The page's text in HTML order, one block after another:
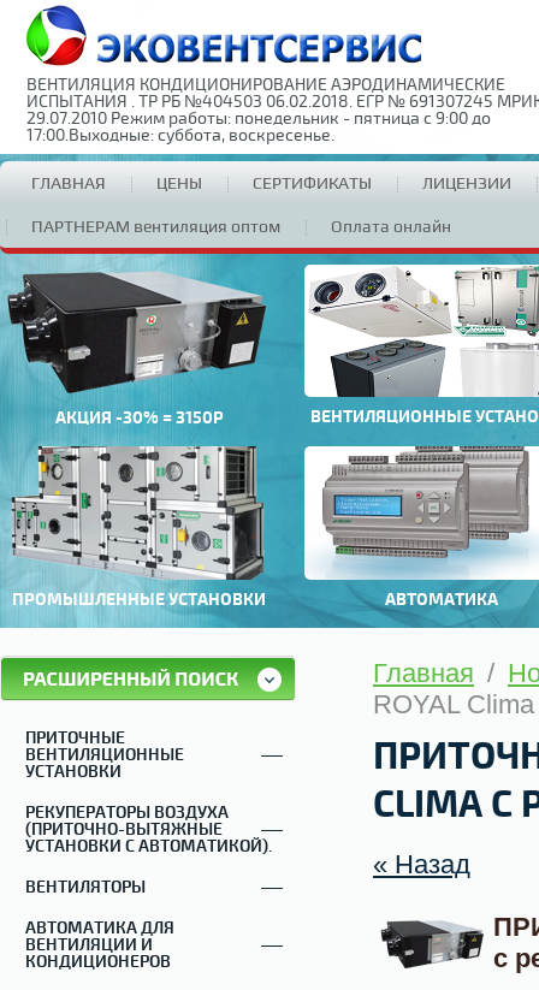
ВЕНТИЛЯЦИЯ КОНДИЦИОНИРОВАНИЕ АЭРОДИНАМИЧЕСКИЕ
ИСПЫТАНИЯ . ТР РБ №404503 06.02.2018. ЕГР № 691307245
29.07.2010 Режим работы: понедельник - пятница с 9:00 до
17:00.Выходные: суббота, воскресенье.
ГЛАВНАЯ ЦЕНЫ СЕРТИФИКАТЫ ЛИЦЕНЗИИ
ПАРТНЕРАМ вентиляция оптом Оплата онлайн
АКЦИЯ -30% = 3150Р ВЕНТИЛЯЦИОННЫЕ
ПРОМЫШЛЕННЫЕ УСТАНОВКИ АВТОМАТИКА
Главная /
ROYAL
CLIMA
« Назад
с
ПРИТОЧНЫЕ
ВЕНТИЛЯЦИОННЫЕ
УСТАНОВКИ
РЕКУПЕРАТОРЫ ВОЗДУХА
(ПРИТОЧНО-ВЫТЯЖНЫЕ
УСТАНОВКИ С АВТОМАТИКОЙ).
ВЕНТИЛЯТОРЫ
АВТОМАТИКА ДЛЯ
ВЕНТИЛЯЦИИ И
КОНДИЦИОНЕРОВ